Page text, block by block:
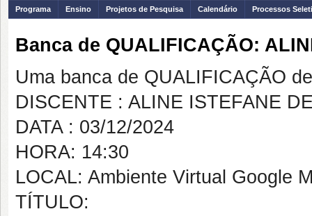
Programa Ensino Projetos de Pesquisa Calendário Processos
Banca de QUALIFICAÇÃO:
Uma banca de QUALIFICAÇÃO
DISCENTE : ALINE ISTEFANE
DATA : 03/12/2024
HORA: 14:30
LOCAL: Ambiente Virtual Google
TÍTULO: